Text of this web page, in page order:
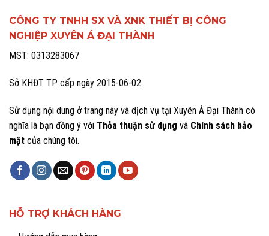
CÔNG TY TNHH SX VÀ XNK THIẾT BỊ CÔNG
NGHIỆP XUYÊN Á ĐẠI THÀNH
MST: 0313283067
Sở KHĐT TP cấp ngày 2015-06-02
Sử dụng nội dung ở trang này và dịch vụ tại Xuyên Á Đại Thành có
nghĩa là bạn đồng ý với Thỏa thuận sử dụng và Chính sách bảo
mật của chúng tôi.
HỖ TRỢ KHÁCH HÀNG